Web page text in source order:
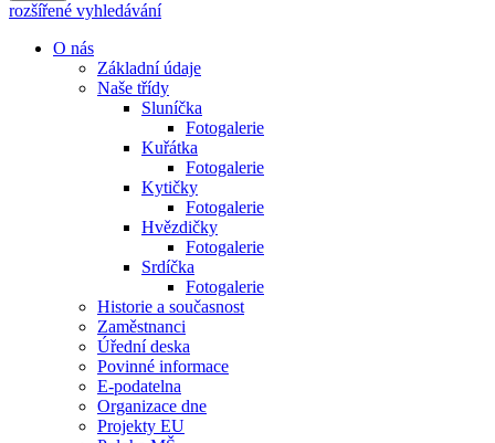
rozšířené vyhledávání
O nás
Základní údaje
Naše třídy
Sluníčka
Fotogalerie
Kuřátka
Fotogalerie
Kytičky
Fotogalerie
Hvězdičky
Fotogalerie
Srdíčka
Fotogalerie
Historie a současnost
Zaměstnanci
Úřední deska
Povinné informace
E-podatelna
Organizace dne
Projekty EU